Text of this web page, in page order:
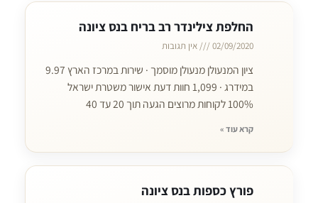
החלפת צילינדר רב בריח בנס ציונה
02/09/2020 אין תגובות
ציון המנעולן מנעולן מוסמך · שירות במרכז הארץ 9.97
במידרג · 1,099 חוות דעת אישור משטרת ישראל
100% לקוחות מרוצים הגעה תוך 20 עד 40
קרא עוד »
פורץ כספות בנס ציונה